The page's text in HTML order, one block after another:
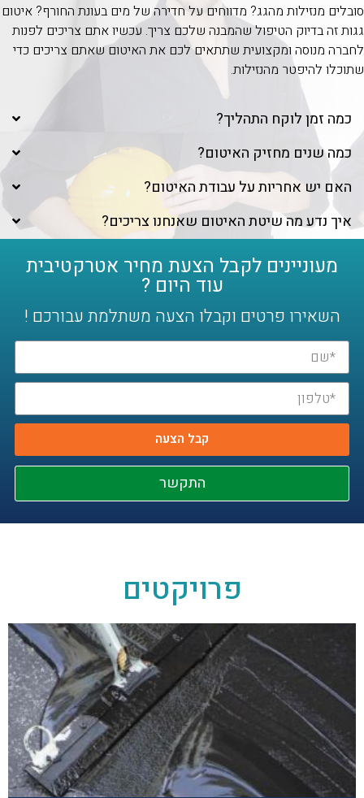
סובלים מנזילות מהגג? מדווחים על חדירה של מים בעונת החורף? איטום
גגות זה בדיוק הטיפול שהמבנה שלכם צריך. עכשיו אתם צריכים לפנות
לחברה מנוסה ומקצועית שתתאים לכם את האיטום שאתם צריכים כדי
שתוכלו להיפטר מהנזילות.
כמה זמן לוקח התהליך?
כמה שנים מחזיק האיטום?
האם יש אחריות על עבודת האיטום?
איך נדע מה שיטת האיטום שאנחנו צריכים?
מעוניינים לקבל הצעת מחיר אטרקטיבית
עוד היום ?
השאירו פרטים וקבלו הצעה משתלמת עבורכם !
קבל הצעה
התקשר
פרויקטים